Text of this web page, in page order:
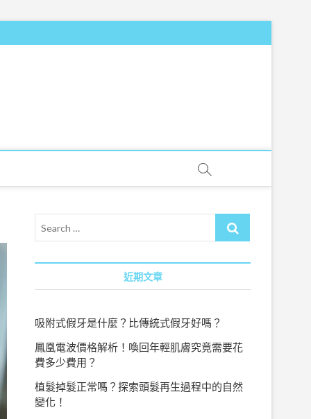
Search
近期文章
吸附式假牙是什麼？比傳統式假牙好嗎？
鳳凰電波價格解析！喚回年輕肌膚究竟需要花
費多少費用？
植髮掉髮正常嗎？探索頭髮再生過程中的自然
變化！